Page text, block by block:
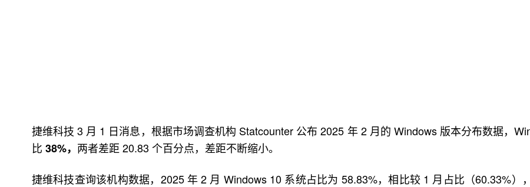
捷维科技 3 月 1 日消息，根据市场调查机构 Statcounter 公布 2025 年 2 月的 Windows 版本分布数据，
比 38%， 两者差距 20.83 个百分点，差距不断缩小。
捷维科技查询该机构数据，2025 年 2 月 Windows 10 系统占比为 58.83%，相比较 1 月占比（60.33%），